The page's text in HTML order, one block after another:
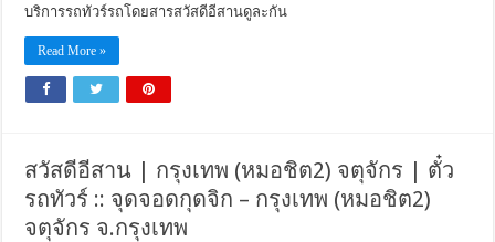
บริการรถทัวร์รถโดยสารสวัสดีอีสานดูละกัน
Read More »
สวัสดีอีสาน | กรุงเทพ (หมอชิต2) จตุจักร | ตั๋ว
รถทัวร์ :: จุดจอดกุดจิก – กรุงเทพ (หมอชิต2)
จตุจักร จ.กรุงเทพ